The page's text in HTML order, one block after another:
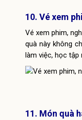
10. Vé xem
Vé xem phim,
quà này không
làm việc, học tập
11. Món quà